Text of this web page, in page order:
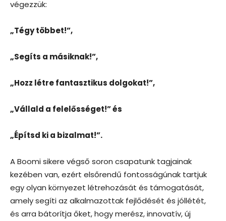
végezzük:
„Tégy többet!”,
„Segíts a másiknak!”,
„Hozz létre fantasztikus dolgokat!”,
„Vállald a felelősséget!” és
„Építsd ki a bizalmat!”.
A Boomi sikere végső soron csapatunk tagjainak
kezében van, ezért elsőrendű fontosságúnak tartjuk
egy olyan környezet létrehozását és támogatását,
amely segíti az alkalmazottak fejlődését és jóllétét,
és arra bátorítja őket, hogy merész, innovatív, új